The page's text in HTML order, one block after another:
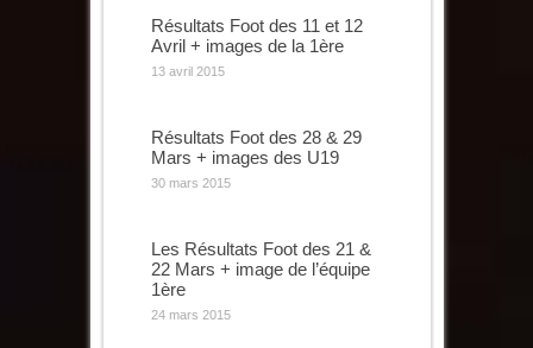
Résultats Foot des 11 et 12
Avril + images de la 1ère
13 avril 2015
Résultats Foot des 28 & 29
Mars + images des U19
30 mars 2015
Les Résultats Foot des 21 &
22 Mars + image de l’équipe
1ère
24 mars 2015